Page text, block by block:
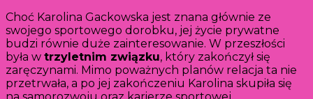
Choć Karolina Gackowska jest znana głównie ze
swojego sportowego dorobku, jej życie prywatne
budzi równie duże zainteresowanie. W przeszłości
była w trzyletnim związku, który zakończył się
zaręczynami. Mimo poważnych planów relacja ta nie
przetrwała, a po jej zakończeniu Karolina skupiła się